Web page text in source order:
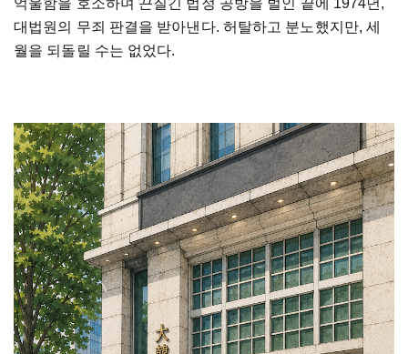
억울함을 호소하며 끈질긴 법정 공방을 벌인 끝에 1974년 ,
대법원의 무죄 판결을 받아낸다. 허탈하고 분노했지만,세
월을 되돌릴 수는 없었다.